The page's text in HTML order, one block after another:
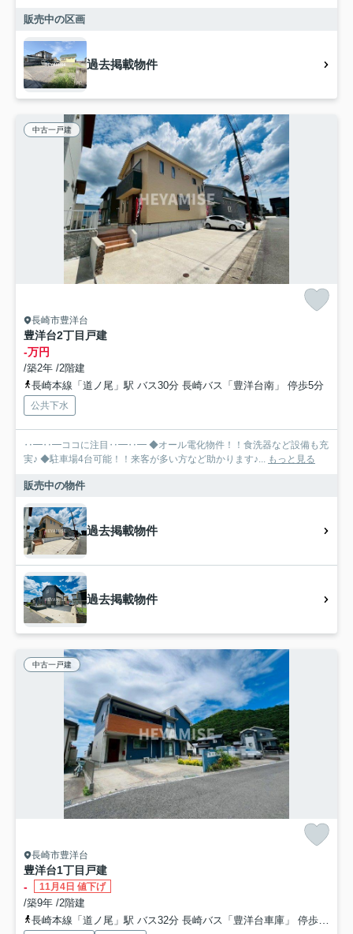
販売中の区画
過去掲載物件
中古一戸建
長崎市豊洋台
豊洋台2丁目戸建
-万円
/築2年 /2階建
長崎本線「道ノ尾」駅 バス30分 長崎バス「豊洋台南」 停歩5分
公共下水
‥━‥━ココに注目‥━‥━ ◆オール電化物件！！食洗器など設備も充
実♪ ◆駐車場4台可能！！来客が多い方など助かります♪... もっと見る
販売中の物件
過去掲載物件
過去掲載物件
中古一戸建
長崎市豊洋台
豊洋台1丁目戸建
-
11月4日 値下げ
/築9年 /2階建
長崎本線「道ノ尾」駅 バス32分 長崎バス「豊洋台車庫」 停歩6分